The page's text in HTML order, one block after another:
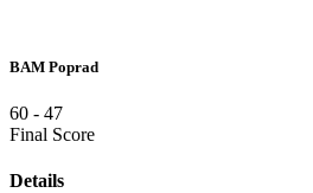
BAM Poprad
60 - 47
Final Score
Details